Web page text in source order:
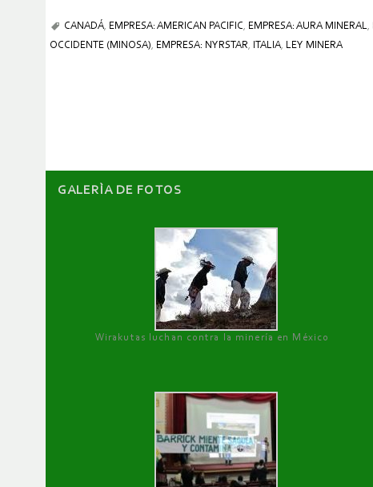
CANADÁ, EMPRESA: AMERICAN PACIFIC, EMPRESA: AURA MINERAL,
OCCIDENTE (MINOSA), EMPRESA: NYRSTAR, ITALIA, LEY MINERA
GALERÌA DE FOTOS
Wirakutas luchan contra la minería en México